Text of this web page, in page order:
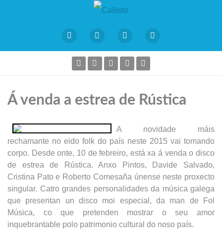
Á venda a estrea de Rústica
A novidade máis
rechamante no eido folk do país neste 2015 vai tomando
corpo. Desde onte, 10 de febreiro, está xa á venda o disco
de estrea de Rústica. Anxo Pintos, Davide Salvado,
Cristina Pato e Roberto Comesaña únense neste proxecto
singular. Catro grandes personalidades da música galega
que presentan un disco moi especial, da man de Fol
Música, co que pretenden mostrar o seu amor
inquebrantable polo patrimonio cultural do noso país.